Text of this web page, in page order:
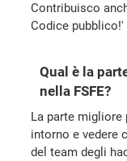
Contribuisco
Codice
Qual è la
nella FSFE?
La parte migliore
intorno e vedere
del team degli